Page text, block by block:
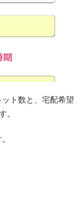
ト数と、宅配希望
。